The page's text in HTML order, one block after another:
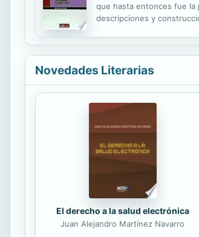
que hasta entonces fue la
descripciones y
Novedades Literarias
El derecho a la salud electrónica
Juan Alejandro Martínez Navarro